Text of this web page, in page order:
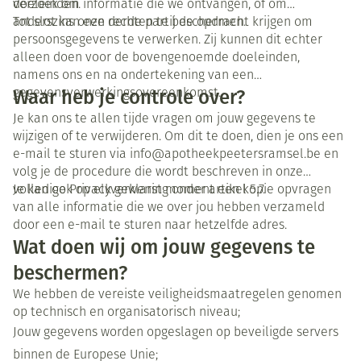
doeleinden.
verzoek om informatie die we ontvangen, of om
anderszins onze rechten te beschermen.
Tot slot kan een derde partij de opdracht krijgen om
persoonsgegevens te verwerken. Zij kunnen dit echter
alleen doen voor de bovengenoemde doeleinden,
namens ons en na ondertekening van een
gegevensverwerkingsovereenkomst.
Waar heb je controle over?
Je kan ons te allen tijde vragen om jouw gegevens te
wijzigen of te verwijderen. Om dit te doen, dien je ons een
e-mail te sturen via info@apotheekpeetersramsel.be en
volg je de procedure die wordt beschreven in onze
volledige Privacyverklaring onder artikel 5.7.
Je kan ook op elk gewenst moment een kopie opvragen
van alle informatie die we over jou hebben verzameld
door een e-mail te sturen naar hetzelfde adres.
Wat doen wij om jouw gegevens te
beschermen?
We hebben de vereiste veiligheidsmaatregelen genomen
op technisch en organisatorisch niveau;
Jouw gegevens worden opgeslagen op beveiligde servers
binnen de Europese Unie;